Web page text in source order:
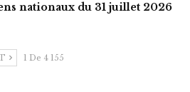
nationaux du 31 juillet 2026
1 De 4 155